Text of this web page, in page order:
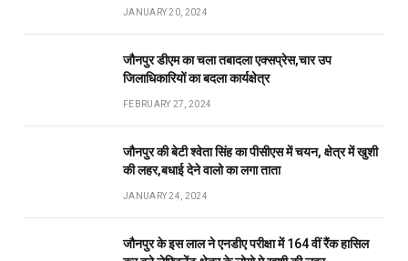
JANUARY 20, 2024
जौनपुर डीएम का चला तबादला एक्सप्रेस,चार उप
जिलाधिकारियों का बदला कार्यक्षेत्र
FEBRUARY 27, 2024
जौनपुर की बेटी श्वेता सिंह का पीसीएस में चयन, क्षेत्र में खुशी
की लहर,बधाई देने वालो का लगा ताता
JANUARY 24, 2024
जौनपुर के इस लाल ने एनडीए परीक्षा में 164 वीं रैंक हासिल